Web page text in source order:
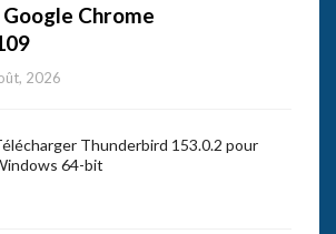
Chrome
2026
Thunderbird 153.0.2 pour
64-bit